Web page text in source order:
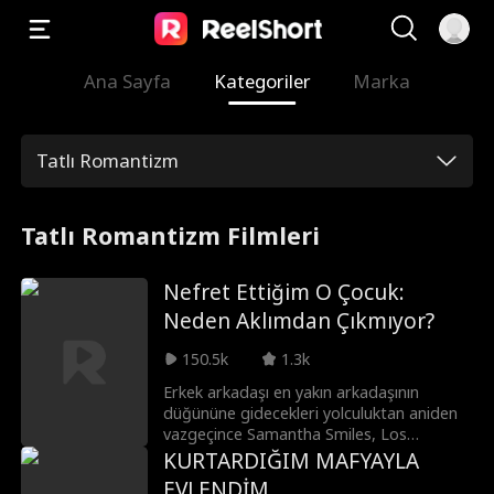
Ana Sayfa Kategoriler Marka
Tatlı Romantizm
Tatlı Romantizm Filmleri
Nefret Ettiğim O Çocuk:
Neden Aklımdan Çıkmıyor?
150.5k
1.3k
Erkek arkadaşı en yakın arkadaşının
düğününe gidecekleri yolculuktan aniden
vazgeçince Samantha Smiles, Los
Angeles'tan New York'a uzanan o uzun
yolu son beş yıldır unutmaya çalıştığı
KURTARDIĞIM MAFYAYLA